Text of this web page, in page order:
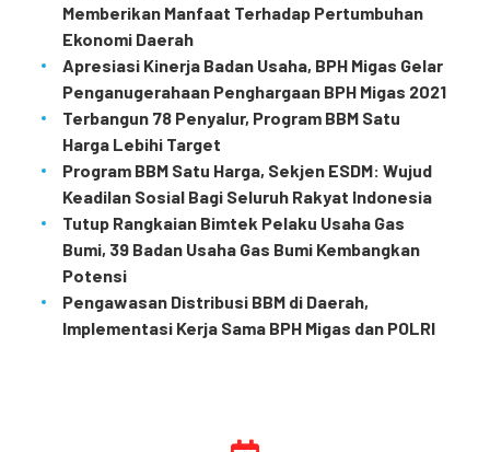
Memberikan Manfaat Terhadap Pertumbuhan
Ekonomi Daerah
Apresiasi Kinerja Badan Usaha, BPH Migas Gelar
Penganugerahaan Penghargaan BPH Migas 2021
Terbangun 78 Penyalur, Program BBM Satu
Harga Lebihi Target
Program BBM Satu Harga, Sekjen ESDM: Wujud
Keadilan Sosial Bagi Seluruh Rakyat Indonesia
Tutup Rangkaian Bimtek Pelaku Usaha Gas
Bumi, 39 Badan Usaha Gas Bumi Kembangkan
Potensi
Pengawasan Distribusi BBM di Daerah,
Implementasi Kerja Sama BPH Migas dan POLRI